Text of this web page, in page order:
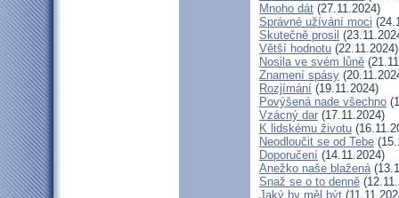
Mnoho dát (27.11.2024)
Správné užívání moci
Skutečně prosil
Větší hodnotu (22.11.2024)
Nosila ve svém lůně
Znamení spásy
Rozjímání (19.11.2024)
Povýšená nade všechno
Vzácný dar (17.11.2024)
K lidskému životu
Neodloučit se od Tebe
Doporučení (14.11.2024)
Anežko naše blažená
Snaž se o to denně
Jaký by měl být